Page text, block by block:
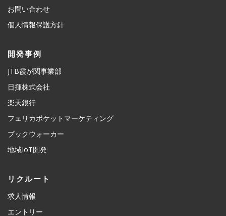
お問い合わせ
個人情報保護方針
開発事例
JTB霞が関事業部
日揮株式会社
楽天銀行
フェリカポケットマーケティング
ブックウォーカー
地域IoT開発
リクルート
求人情報
エントリー